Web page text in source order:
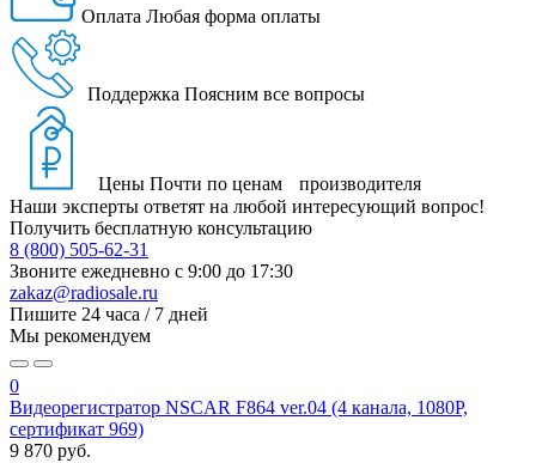
Оплата Любая форма оплаты
Поддержка Поясним все вопросы
Цены Почти по ценам производителя
Наши эксперты ответят на любой интересующий вопрос!
Получить бесплатную консультацию
8 (800) 505-62-31
Звоните ежедневно с 9:00 до 17:30
zakaz@radiosale.ru
Пишите 24 часа / 7 дней
Мы рекомендуем
0
Видеорегистратор NSCAR F864 ver.04 (4 канала, 1080P,
сертификат 969)
9 870 руб.